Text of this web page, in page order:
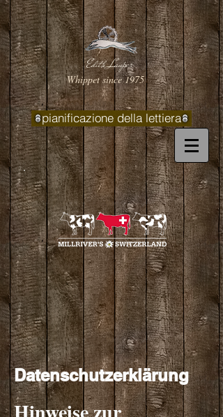
Edith Lauper
Whippet since 1975
pianificazione della lettiera
Datenschutzerklärung